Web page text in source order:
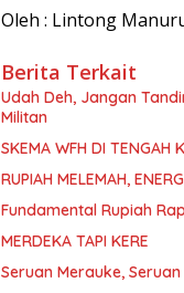
Oleh : Lintong
Berita Terkait
Udah Deh, Jangan
Militan
SKEMA WFH DI TENGAH
RUPIAH MELEMAH,
Fundamental Rupiah
MERDEKA TAPI KERE
Seruan Merauke,